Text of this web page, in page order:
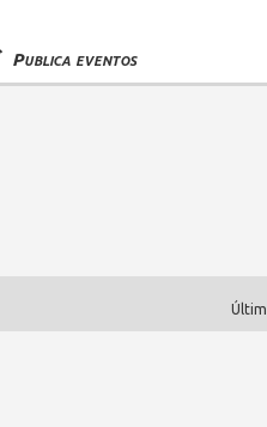
Publica eventos